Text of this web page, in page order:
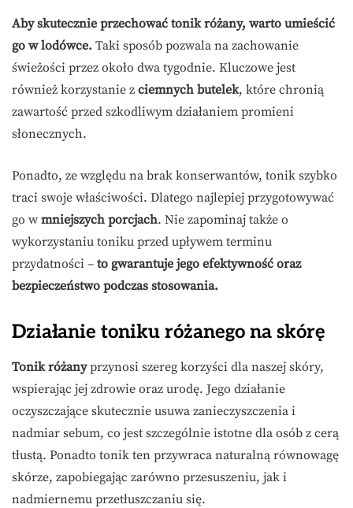
Aby skutecznie przechować tonik różany, warto umieścić
go w lodówce. Taki sposób pozwala na zachowanie
świeżości przez około dwa tygodnie. Kluczowe jest
również korzystanie z ciemnych butelek, które chronią
zawartość przed szkodliwym działaniem promieni
słonecznych.
Ponadto, ze względu na brak konserwantów, tonik szybko
traci swoje właściwości. Dlatego najlepiej przygotowywać
go w mniejszych porcjach. Nie zapominaj także o
wykorzystaniu toniku przed upływem terminu
przydatności – to gwarantuje jego efektywność oraz
bezpieczeństwo podczas stosowania.
Działanie toniku różanego na skórę
Tonik różanyprzynosi szereg korzyści dla naszej skóry,
wspierając jej zdrowie oraz urodę. Jego działanie
oczyszczające skutecznie usuwa zanieczyszczenia i
nadmiar sebum, co jest szczególnie istotne dla osób z cerą
tłustą. Ponadto tonik ten przywraca naturalną równowagę
skórze, zapobiegając zarówno przesuszeniu, jak i
nadmiernemu przetłuszczaniu się.